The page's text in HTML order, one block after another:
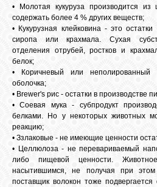
• Молотая кукуруза производится
содержать более 4 % других веществ;
• Кукурузная клейковина - это остатки
сиропа или крахмала. Сухая
отделения отрубей, ростков и
белок;
• Коричневый или
оболочка;
• Brewer's рис - остатки в производстве
• Соевая мука - субпродукт
белками. Но у некоторых животных
реакцию;
• Ззлаковые - не имеющие ценности
• Целлюлоза - не перевариваемый
либо пищевой ценности.
насытившимся, не получая при
поставщик волокон тоже